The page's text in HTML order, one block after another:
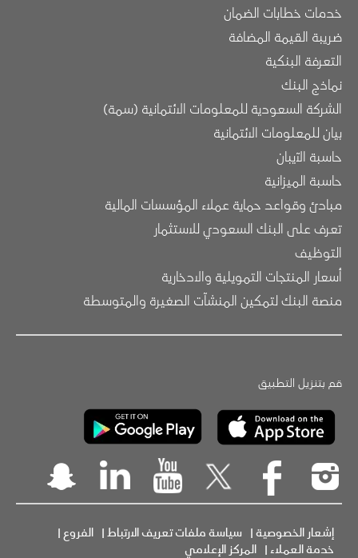
خدمات خطابات الضمان
ضريبة القيمة المضافة
التعرفة البنكية
نماذج البنك
الشركة السعودية للمعلومات الائتمانية (سمة)
بيان للمعلومات الائتمانية
حاسبة الآيبان
حاسبة الميزانية
مبادئ وقواعد حماية عملاء المؤسسات المالية
تعرف على البنك السعودي للاستثمار
التوظيف
أسعار المنتجات التمويلية والادخارية
منصة البنك لتمكين المنشآت الصغيرة والمتوسطة
قم بتنزيل التطبيق
إشعار الخصوصية| سياسة ملفات تعريف الارتباط| الفروع |
خدمة العملاء| المركز الإعلامي